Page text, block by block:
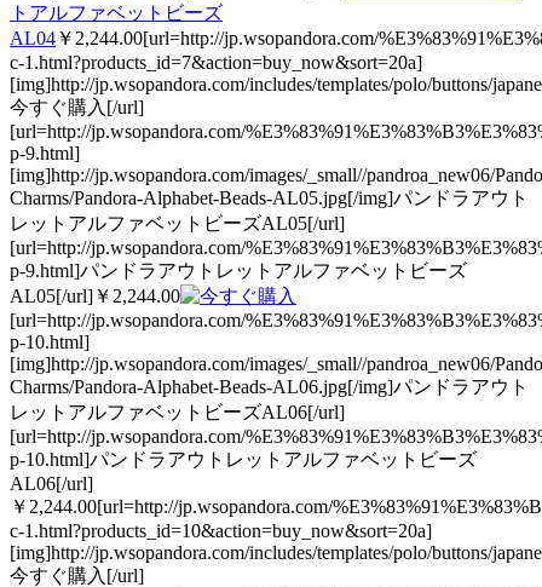
トアルファベットビーズ
AL04 ￥2,244.00[url=http://jp.wsopandora.com/
c-1.html?products_id=7&action=buy_now&sort=20a]
[img]http://jp.wsopandora.com/includes/templates/polo/buttons/
今すぐ購入[/url]
[url=http://jp.wsopandora.com/
p-9.html]
[img]http://jp.wsopandora.com/images/_small//pandroa_new06/
Charms/Pandora-Alphabet-Beads-AL05.jpg[/img]パンドラアウト
レットアルファベットビーズAL05[/url]
[url=http://jp.wsopandora.com/
p-9.html]パンドラアウトレットアルファベットビーズ
AL05[/url]￥2,244.00
[url=http://jp.wsopandora.com/
p-10.html]
[img]http://jp.wsopandora.com/images/_small//pandroa_new06/
Charms/Pandora-Alphabet-Beads-AL06.jpg[/img]パンドラアウト
レットアルファベットビーズAL06[/url]
[url=http://jp.wsopandora.com/
p-10.html]パンドラアウトレットアルファベットビーズ
AL06[/url]
￥2,244.00[url=http://jp.wsopandora.com/
c-1.html?products_id=10&action=buy_now&sort=20a]
[img]http://jp.wsopandora.com/includes/templates/polo/buttons/
今すぐ購入[/url]